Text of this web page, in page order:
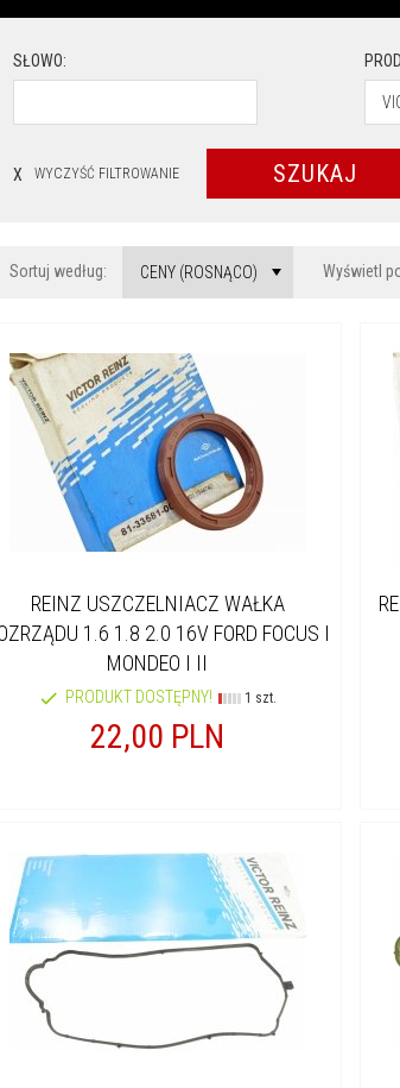
SŁOWO:
X WYCZYŚĆ FILTROWANIE SZUKAJ
Sortuj według:
CENY (ROSNĄCO)
Wyświetl
REINZ USZCZELNIACZ WAŁKA
1.6 1.8 2.0 16V FORD FOCUS I
MONDEO I II
PRODUKT DOSTĘPNY! 1 szt.
22,00 PLN